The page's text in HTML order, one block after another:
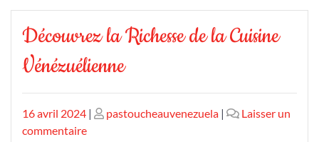
Découvrez la Richesse de la Cuisine
Vénézuélienne
Publié
le
16 avril 2024 | Publié
pastoucheauvenezuela |
Laisser un
commentairesur